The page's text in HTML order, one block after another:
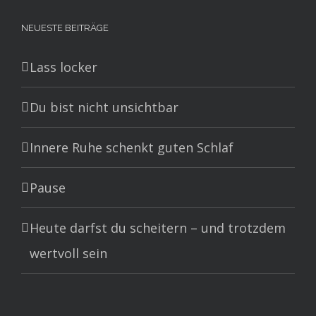
NEUESTE BEITRÄGE
Lass locker
Du bist nicht unsichtbar
Innere Ruhe schenkt guten Schlaf
Pause
Heute darfst du scheitern – und trotzdem
wertvoll sein